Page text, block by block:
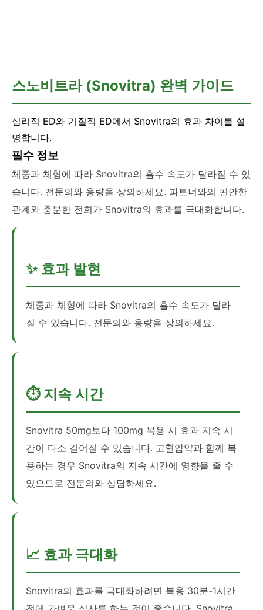
스노비트라 (Snovitra) 완벽 가이드
심리적 ED와 기질적 ED에서 Snovitra의 효과 차이를 설
명합니다.
필수 정보
체중과 체형에 따라 Snovitra의 흡수 속도가 달라질 수 있
습니다. 전문의와 용량을 상의하세요. 파트너와의 편안한
관계와 충분한 전희가 Snovitra의 효과를 극대화합니다.
✨ 효과 발현
체중과 체형에 따라 Snovitra의 흡수 속도가 달라
질 수 있습니다. 전문의와 용량을 상의하세요.
⏱️ 지속 시간
Snovitra 50mg보다 100mg 복용 시 효과 지속 시
간이 다소 길어질 수 있습니다. 고혈압약과 함께 복
용하는 경우 Snovitra의 지속 시간에 영향을 줄 수
있으므로 전문의와 상담하세요.
📈 효과 극대화
Snovitra의 효과를 극대화하려면 복용 30분-1시간